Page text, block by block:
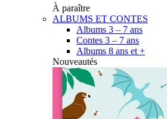
À paraître
ALBUMS ET CONTES
Albums 3 – 7 ans
Contes 3 – 7 ans
Albums 8 ans et +
Nouveautés